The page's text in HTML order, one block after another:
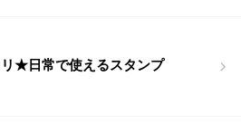
リ★日常で使えるスタンプ